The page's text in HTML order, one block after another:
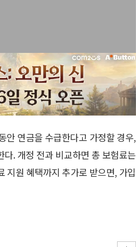
안 연금을 수급한다고 가정할 경우,
. 개정 전과 비교하면 총 보험료는
지원 혜택까지 추가로 받으면, 가입